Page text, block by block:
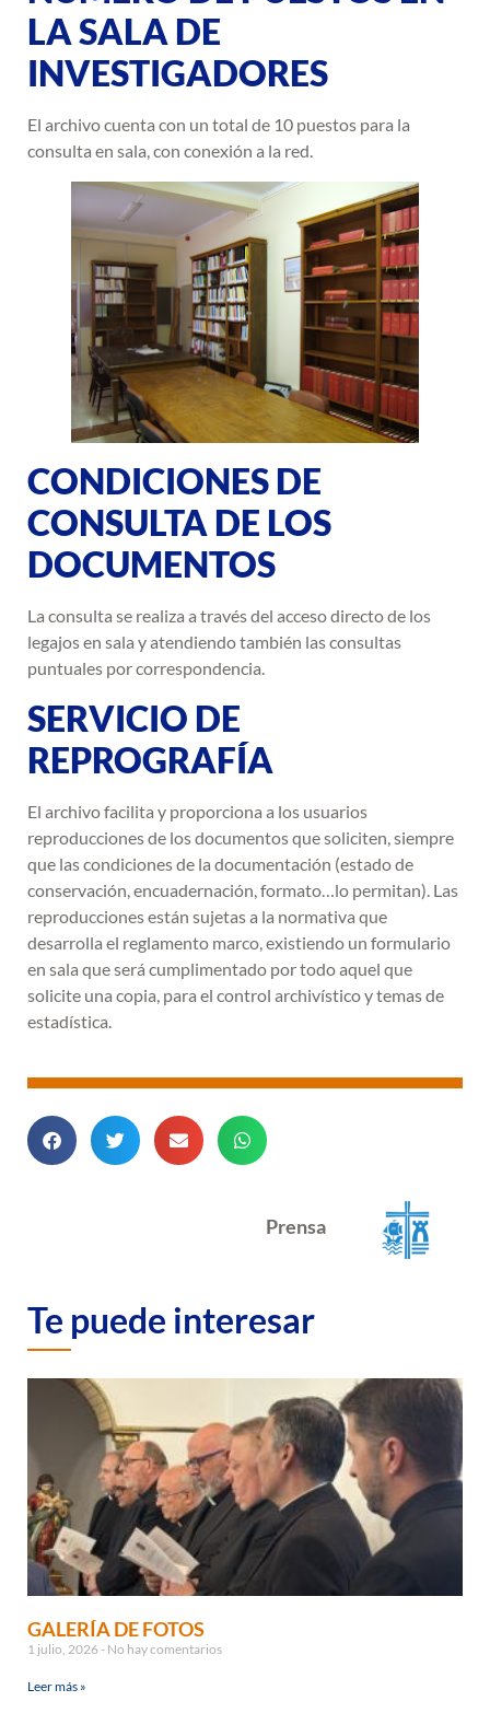
LA SALA DE
INVESTIGADORES
El archivo cuenta con un total de 10 puestos para la
consulta en sala, con conexión a la red.
CONDICIONES DE
CONSULTA DE LOS
DOCUMENTOS
La consulta se realiza a través del acceso directo de los
legajos en sala y atendiendo también las consultas
puntuales por correspondencia.
SERVICIO DE
REPROGRAFÍA
El archivo facilita y proporciona a los usuarios
reproducciones de los documentos que soliciten, siempre
que las condiciones de la documentación (estado de
conservación, encuadernación, formato…lo permitan). Las
reproducciones están sujetas a la normativa que
desarrolla el reglamento marco, existiendo un formulario
en sala que será cumplimentado por todo aquel que
solicite una copia, para el control archivístico y temas de
estadística.
Prensa
Te puede interesar
GALERÍA DE FOTOS
1 julio, 2026 No hay comentarios
Leer más »